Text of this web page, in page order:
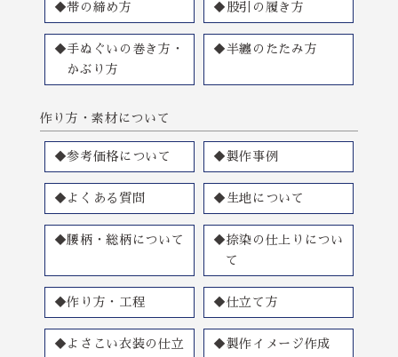
◆帯の締め方 ◆股引の履き方
◆手ぬぐいの巻き方・
かぶり方
◆半纏のたたみ方
作り方・素材について
◆参考価格について ◆製作事例
◆よくある質問 ◆生地について
◆腰柄・総柄について
◆捺染の仕上りについ
て
◆作り方・工程 ◆仕立て方
◆よさこい衣装の仕立
◆製作イメージ作成